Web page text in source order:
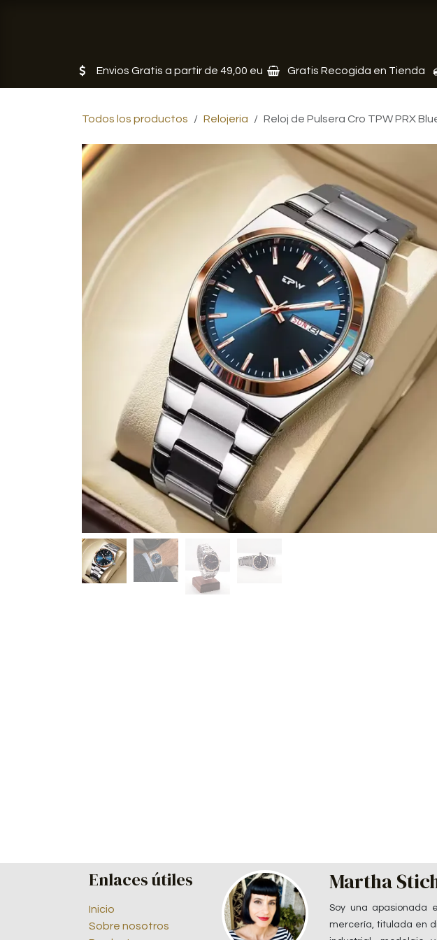
Envios Gratis a partir de 49,00 eu Gratis Recogida en Tienda
Todos los productos Relojeria Reloj de Pulsera Cro TPW PRX
Enlaces útiles
Inicio
Sobre nosotros
Martha
Soy una apasionada
mercería, titulada en